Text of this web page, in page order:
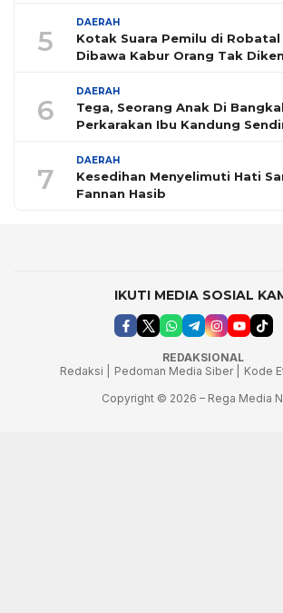
5
DAERAH
Kotak Suara Pemilu di Robatal
Dibawa Kabur Orang Tak
6
DAERAH
Tega, Seorang Anak Di
Perkarakan Ibu Kandung
7
DAERAH
Kesedihan Menyelimuti Hati
Fannan Hasib
IKUTI MEDIA SOSIAL
REDAKSIONAL
Redaksi |
Pedoman Media Siber |
Kode
Copyright © 2026 – Rega Media